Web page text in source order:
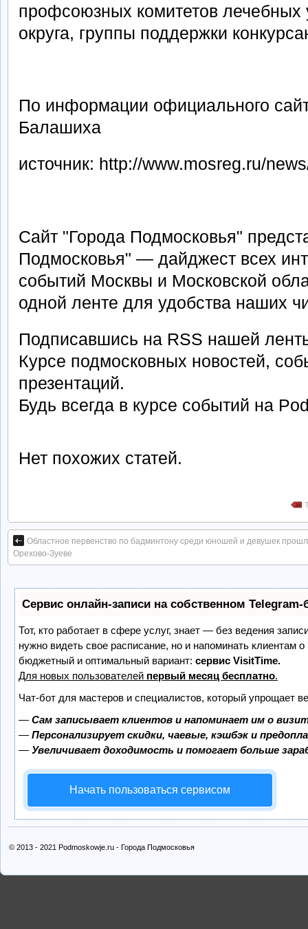
профсоюзных комитетов лечебных
округа, группы поддержки
По информации официального
Балашиха
источник: http://www.mosreg.ru/
Сайт "Города Подмосковья"
Подмосковья" — дайджест всех
событий Москвы и Московской
одной ленте для удобства наших
Подписавшись на RSS нашей
Курсе подмосковных новостей,
презентаций.
Будь всегда в курсе событий на
Нет похожих статей.
Областное первенство по бадминтону среди юношей и девушек
Орехово-Зуеве
Сервис онлайн-записи на собственном Telegram-
Тот, кто работает в сфере услуг, знает — без ведения
нужно видеть свое расписание, но и напоминать клиентам
бюджетный и оптимальный вариант: сервис VisitTime.
Для новых пользователей первый месяц бесплатно.
Чат-бот для мастеров и специалистов, который упрощает
— Сам записывает клиентов и напоминает им о
— Персонализирует скидки, чаевые, кэшбэк и
— Увеличивает доходимость и помогает больше
Начать пользоваться сервисом
© 2013 - 2021 Podmoskowje.ru - Города Подмосковья